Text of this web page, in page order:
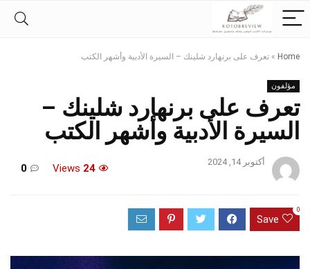
Home
» تعرف على برنهارد شلينك – السيرة الأدبية وأشهر الكتب
مؤلفون
تعرف على برنهارد شلينك –
السيرة الأدبية وأشهر الكتب
أكتوبر 14, 2024
24
0
Save
0